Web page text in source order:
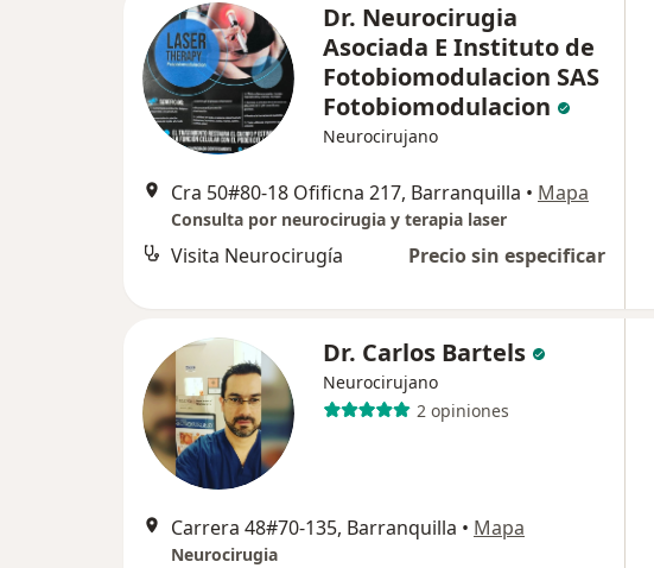
Dr. Neurocirugia
Asociada E Instituto de
Fotobiomodulacion SAS
Fotobiomodulacion
Neurocirujano
Cra 50#80-18 Ofificna 217, Barranquilla • Mapa
Consulta por neurocirugia y terapia laser
Visita Neurocirugía Precio sin especificar
Dr. Carlos Bartels
Neurocirujano
2 opiniones
Carrera 48#70-135, Barranquilla • Mapa
Neurocirugia